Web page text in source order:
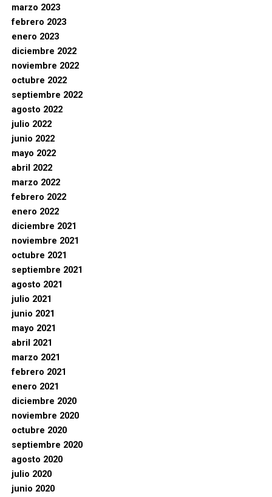
marzo 2023
febrero 2023
enero 2023
diciembre 2022
noviembre 2022
octubre 2022
septiembre 2022
agosto 2022
julio 2022
junio 2022
mayo 2022
abril 2022
marzo 2022
febrero 2022
enero 2022
diciembre 2021
noviembre 2021
octubre 2021
septiembre 2021
agosto 2021
julio 2021
junio 2021
mayo 2021
abril 2021
marzo 2021
febrero 2021
enero 2021
diciembre 2020
noviembre 2020
octubre 2020
septiembre 2020
agosto 2020
julio 2020
junio 2020